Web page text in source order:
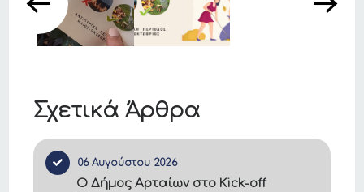
Σχετικά Άρθρα
06 Αυγούστου 2026
Ο Δήμος Αρταίων στο Kick-off